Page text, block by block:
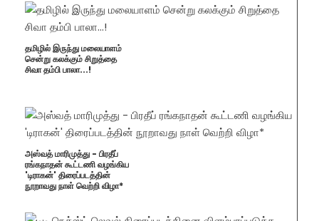
தமிழில் இருந்து மலையாளம்
சென்று கலக்கும் சிறுத்தை
சிவா தம்பி பாலா...!
அஸ்வத் மாரிமுத்து - பிரதீப்
ரங்கநாதன் கூட்டணி வழங்கிய
'டிராகன்' திரைப்படத்தின்
நூறாவது நாள் வெற்றி விழா*